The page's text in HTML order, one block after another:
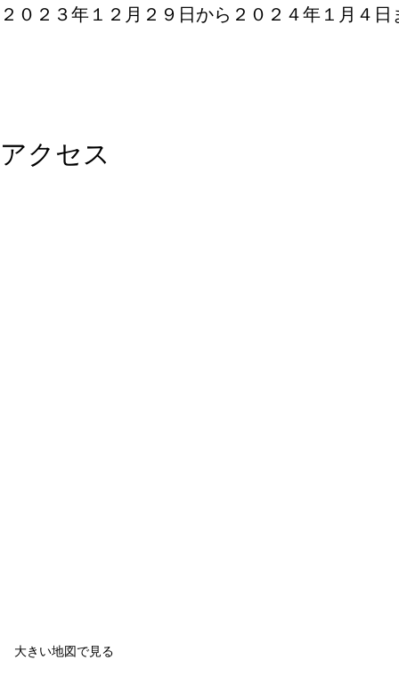
２０２３年１２月２９日から２０２４年１月４
アクセス
大きい地図で見る